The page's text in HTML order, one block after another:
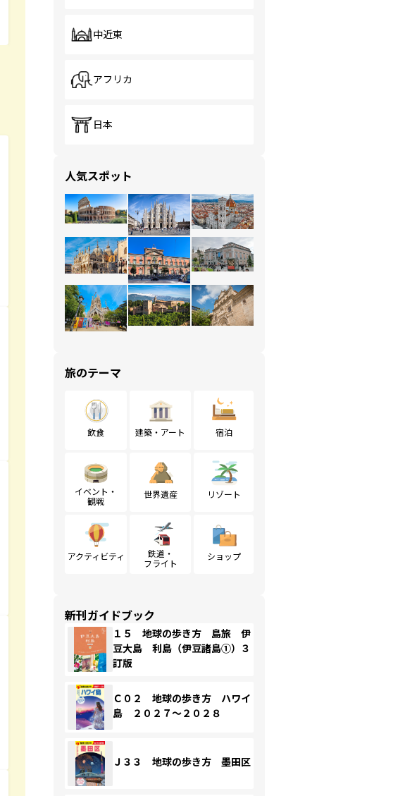
中近東
アフリカ
日本
人気スポット
旅のテーマ
飲食 建築・アート 宿泊
イベント・
観戦
世界遺産 リゾート
アクティビティ
鉄道・
フライト
ショップ
新刊ガイドブック
１５ 地球の歩き方 島旅 伊
豆大島 利島（伊豆諸島①）３
訂版
Ｃ０２ 地球の歩き方 ハワイ
島 ２０２７～２０２８
Ｊ３３ 地球の歩き方 墨田区